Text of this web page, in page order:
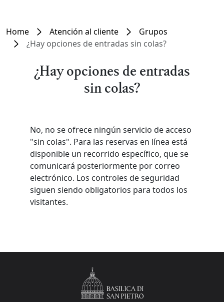
Home Atención al cliente
Grupos
¿Hay opciones de entradas sin colas?
¿Hay opciones de entradas
sin colas?
No, no se ofrece ningún servicio de acceso
"sin colas". Para las reservas en línea está
disponible un recorrido específico, que se
comunicará posteriormente por correo
electrónico. Los controles de seguridad
siguen siendo obligatorios para todos los
visitantes.